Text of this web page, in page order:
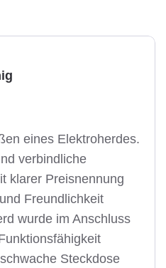
eines Elektroherdes.
verbindliche
klarer Preisnennung
Freundlichkeit
wurde im Anschluss
Steckdose